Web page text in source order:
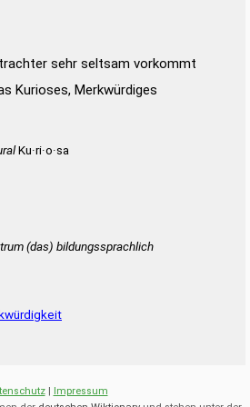
sehr seltsam vorkommt
Kurioses, Merkwürdiges
Ku·ri·o·sa
(das) bildungssprachlich
| Impressum